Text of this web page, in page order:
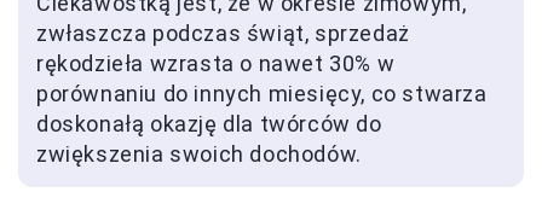
zwłaszcza podczas świąt, sprzedaż
rękodzieła wzrasta o nawet 30% w
porównaniu do innych miesięcy, co stwarza
doskonałą okazję dla twórców do
zwiększenia swoich dochodów.